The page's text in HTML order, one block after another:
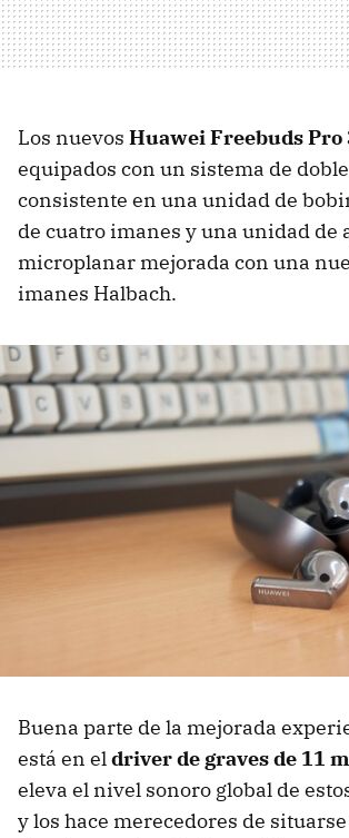
Los nuevos Huawei Freebuds Pro
equipados con un sistema de
consistente en una unidad de
de cuatro imanes y una unidad de
microplanar mejorada con una
imanes Halbach.
Buena parte de la mejorada
está en eldriver de graves de 11
eleva el nivel sonoro global de
y los hace merecedores de